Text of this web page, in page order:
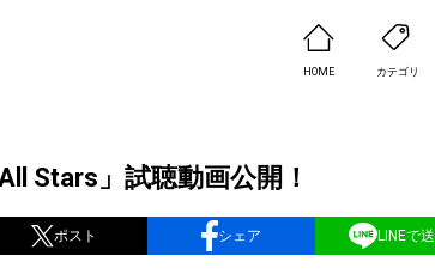
HOME カテゴリ
Stars」試聴動画公開！
ポスト シェア LINEで